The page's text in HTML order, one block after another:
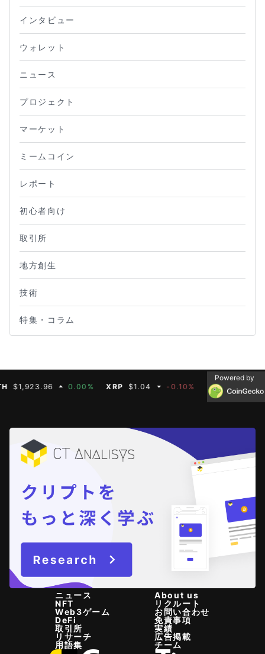
インタビュー
ウォレット
ニュース
プロジェクト
マーケット
ミームコイン
レポート
初心者向け
取引所
地方創生
技術
特集・コラム
0.00% XRP $1.04 -0.10% BNB $608.19
Powered by
ニュース
NFT
Web3ゲーム
DeFi
取引所
リサーチ
用語集
About us
リクルート
お問い合わせ
免責事項
実績
広告掲載
チーム